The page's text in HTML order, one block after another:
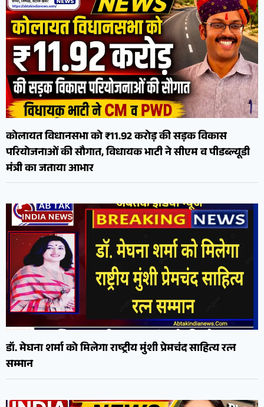
कोलायत विधानसभा को ₹11.92 करोड़ की सड़क विकास
परियोजनाओं की सौगात, विधायक भाटी ने सीएम व पीडब्ल्यूडी
मंत्री का जताया आभार
डॉ. मेघना शर्मा को मिलेगा राष्ट्रीय मुंशी प्रेमचंद साहित्य रत्न
सम्मान